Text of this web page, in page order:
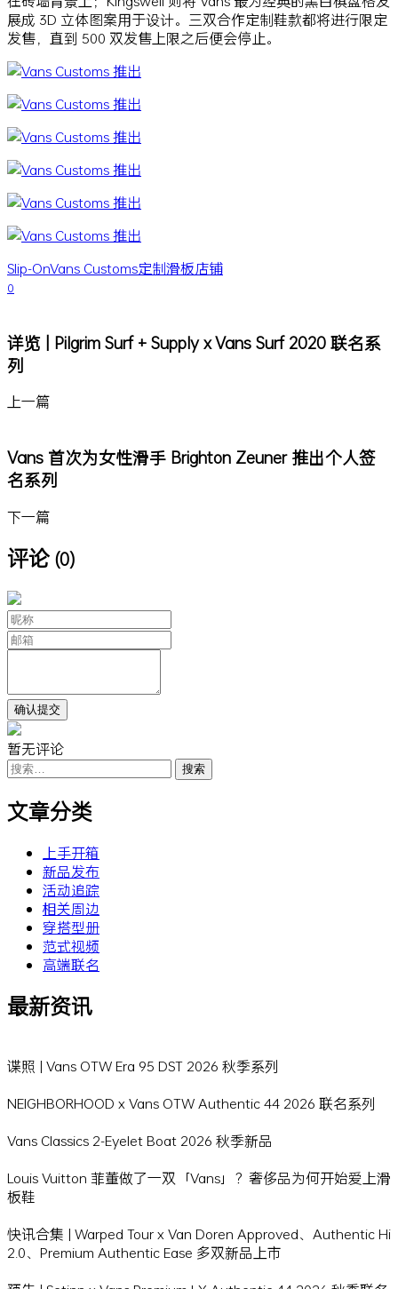
展成 3D 立体图案用于设计。三双合作定制鞋款都将进行限定
发售，直到 500 双发售上限之后便会停止。
Slip-OnVans Customs定制滑板店铺
0
详览 | Pilgrim Surf + Supply x Vans Surf 2020 联名系
列
上一篇
Vans 首次为女性滑手 Brighton Zeuner 推出个人签
名系列
下一篇
评论 (0)
暂无评论
搜
索：
文章分类
上手开箱
新品发布
活动追踪
相关周边
穿搭型册
范式视频
高端联名
最新资讯
谍照 | Vans OTW Era 95 DST 2026 秋季系列
NEIGHBORHOOD x Vans OTW Authentic 44 2026 联名系列
Vans Classics 2-Eyelet Boat 2026 秋季新品
Louis Vuitton 菲董做了一双「Vans」？奢侈品为何开始爱上滑
板鞋
快讯合集 | Warped Tour x Van Doren Approved、Authentic Hi
2.0、Premium Authentic Ease 多双新品上市